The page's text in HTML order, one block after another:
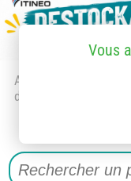
Accueil
>
détachées
Vous